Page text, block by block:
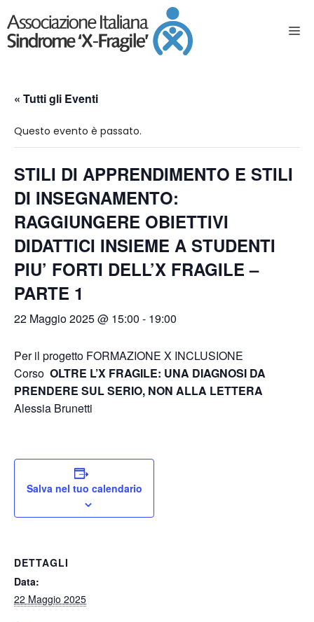
« Tutti gli Eventi
Questo evento è passato.
STILI DI APPRENDIMENTO E STILI
DI INSEGNAMENTO:
RAGGIUNGERE OBIETTIVI
DIDATTICI INSIEME A STUDENTI
PIU’ FORTI DELL’X FRAGILE –
PARTE 1
22 Maggio 2025 @ 15:00 - 19:00
Per il progetto FORMAZIONE X INCLUSIONE
Corso OLTRE L’X FRAGILE: UNA DIAGNOSI DA
PRENDERE SUL SERIO, NON ALLA LETTERA
Alessia Brunetti
Salva nel tuo calendario
DETTAGLI
Data:
22 Maggio 2025